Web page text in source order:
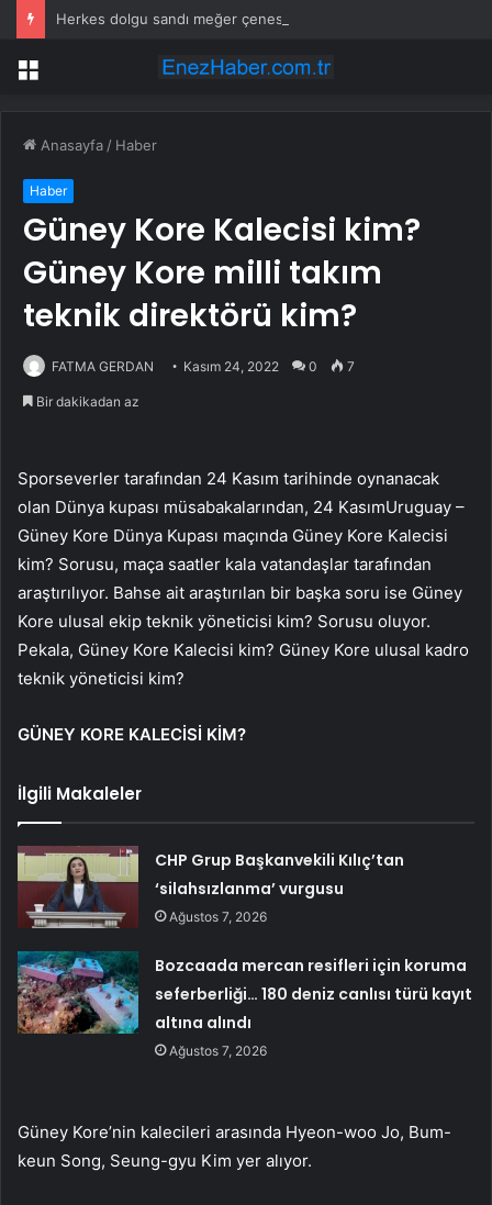
Herkes dolgu sandı meğer çenesini böcek ısırmış
Menü
Anasayfa / Haber
Haber
Güney Kore Kalecisi kim?
Güney Kore milli takım
teknik direktörü kim?
FATMA GERDAN Kasım 24, 2022 0 7
Bir dakikadan az
Sporseverler tarafından 24 Kasım tarihinde oynanacak
olan Dünya kupası müsabakalarından, 24 KasımUruguay –
Güney Kore Dünya Kupası maçında Güney Kore Kalecisi
kim? Sorusu, maça saatler kala vatandaşlar tarafından
araştırılıyor. Bahse ait araştırılan bir başka soru ise Güney
Kore ulusal ekip teknik yöneticisi kim? Sorusu oluyor.
Pekala, Güney Kore Kalecisi kim? Güney Kore ulusal kadro
teknik yöneticisi kim?
GÜNEY KORE KALECİSİ KİM?
İlgili Makaleler
CHP Grup Başkanvekili Kılıç’tan
‘silahsızlanma’ vurgusu
Ağustos 7, 2026
Bozcaada mercan resifleri için koruma
seferberliği… 180 deniz canlısı türü kayıt
altına alındı
Ağustos 7, 2026
Güney Kore’nin kalecileri arasında Hyeon-woo Jo, Bum-
keun Song, Seung-gyu Kim yer alıyor.